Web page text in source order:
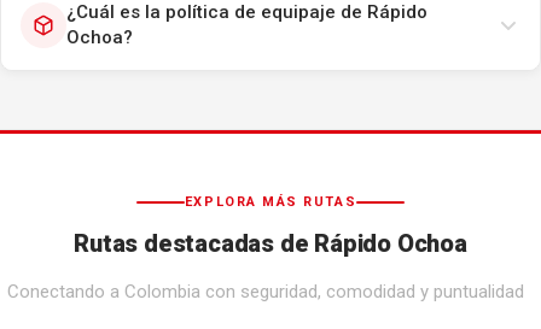
¿Cuál es la política de equipaje de Rápido
Ochoa?
EXPLORA MÁS RUTAS
Rutas destacadas de Rápido Ochoa
Conectando a Colombia con seguridad, comodidad y puntualidad